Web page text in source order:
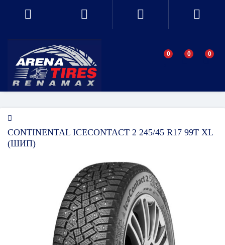
0 0 0
CONTINENTAL ICECONTACT 2 245/45 R17 99T XL
(ШИП)